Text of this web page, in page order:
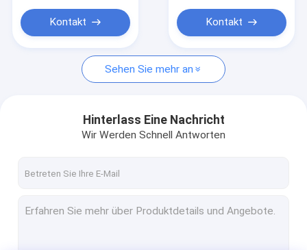
Kontakt mit uns
Frameless Duscheinschließung
Dampf-Duscheinschließung
Kontakt Kontakt
Sehen Sie mehr an
Hinterlass Eine Nachricht
Wir Werden Schnell Antworten